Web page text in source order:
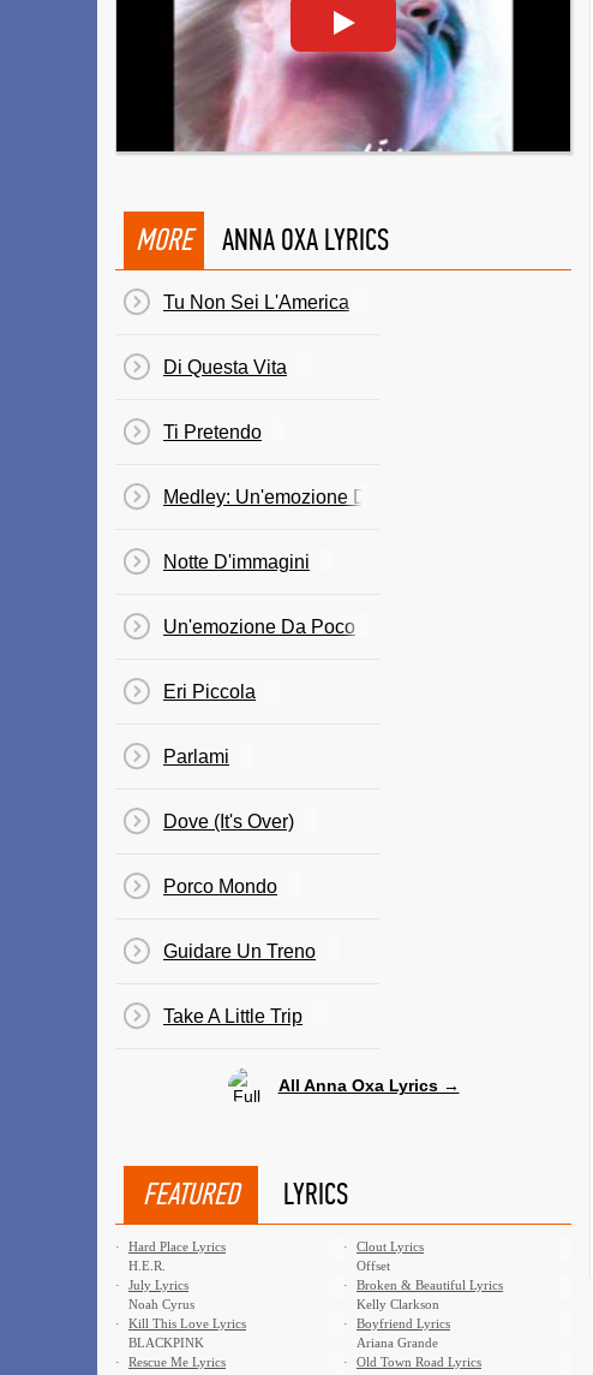
MORE ANNA OXA LYRICS
Tu Non Sei L'America
Di Questa Vita
Ti Pretendo
Medley: Un'emozione Da Poco / Pagliaccio Azzurro
Notte D'immagini
Un'emozione Da Poco
Eri Piccola
Parlami
Dove (It's Over)
Porco Mondo
Guidare Un Treno
Take A Little Trip
All Anna Oxa Lyrics →
FEATURED LYRICS
·
Hard Place Lyrics
H.E.R.
·
Clout Lyrics
Offset
·
July Lyrics
Noah Cyrus
·
Broken & Beautiful Lyrics
Kelly Clarkson
·
Kill This Love Lyrics
BLACKPINK
·
Boyfriend Lyrics
Ariana Grande
·
Rescue Me Lyrics
·
Old Town Road Lyrics